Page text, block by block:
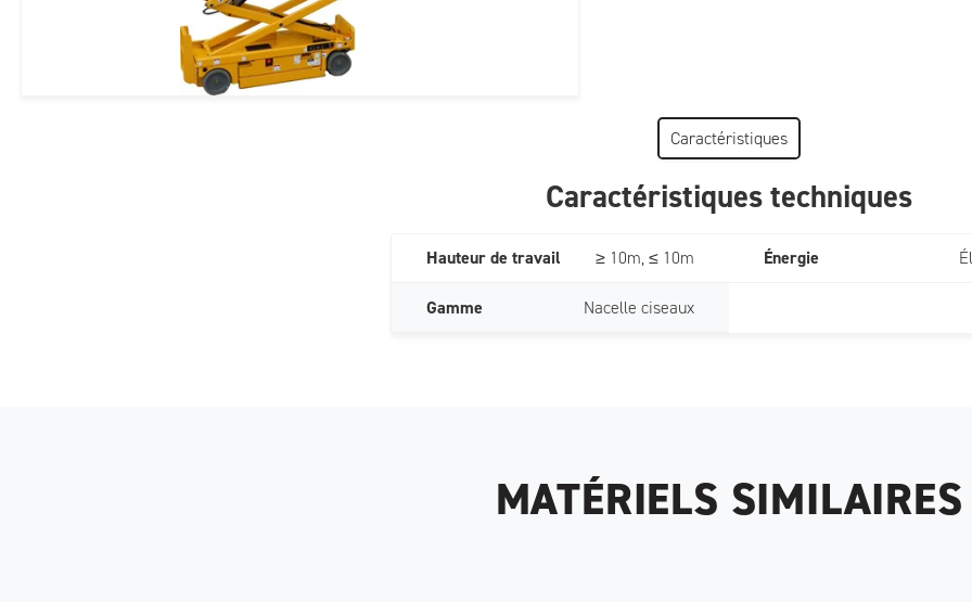
Caractéristiques
Caractéristiques techniques
Hauteur de travail ≥ 10m, ≤ 10m Énergie
Gamme Nacelle ciseaux
MATÉRIELS SIMILAIRES